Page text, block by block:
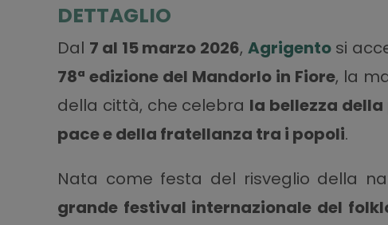
DETTAGLIO
Dal 7 al 15 marzo 2026, Agrigentosi
78ª edizione del Mandorlo in Fiore, la
della città, che celebra la bellezza
pace e della fratellanza tra i popoli.
Nata come festa del risveglio della
grande festival internazionale del